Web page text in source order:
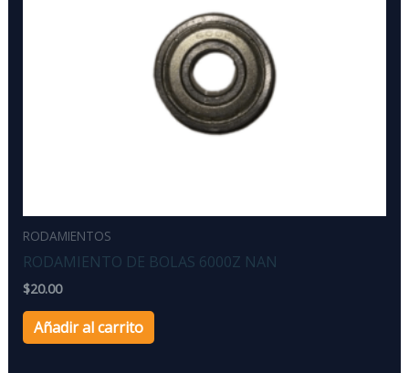
RODAMIENTOS
RODAMIENTO DE BOLAS 6000Z NAN
$20.00
Añadir al carrito